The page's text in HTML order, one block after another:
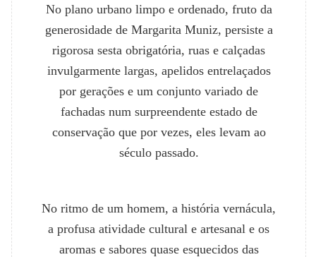
No plano urbano limpo e ordenado, fruto da
generosidade de Margarita Muniz, persiste a
rigorosa sesta obrigatória, ruas e calçadas
invulgarmente largas, apelidos entrelaçados
por gerações e um conjunto variado de
fachadas num surpreendente estado de
conservação que por vezes, eles levam ao
século passado.
No ritmo de um homem, a história vernácula,
a profusa atividade cultural e artesanal e os
aromas e sabores quase esquecidos das